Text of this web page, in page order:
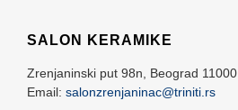
SALON KERAMIKE
Zrenjaninski put 98n, Beograd 11000
Email: salonzrenjaninac@triniti.rs